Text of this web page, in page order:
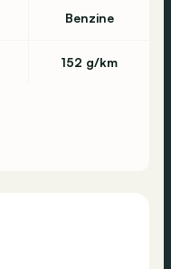
Benzine
152 g/km